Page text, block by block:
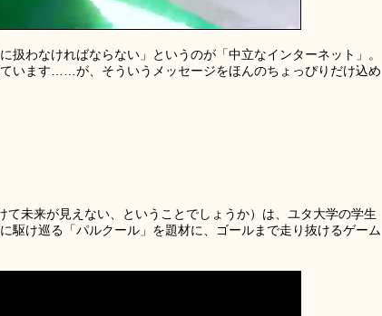
扱わなければならない」というのが「中立なインターネット」。
います……が、そういうメッセージをほんのちょっぴりだけ込め
未来が見えない、ということでしょうか）は、ユタ大学の学生
駆け巡る「パルクール」を題材に、ゴールまで走り抜けるゲーム